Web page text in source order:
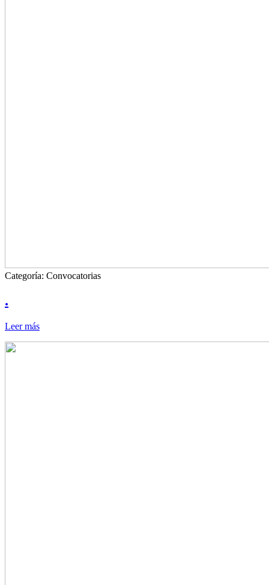
Categoría: Convocatorias
.
Leer más